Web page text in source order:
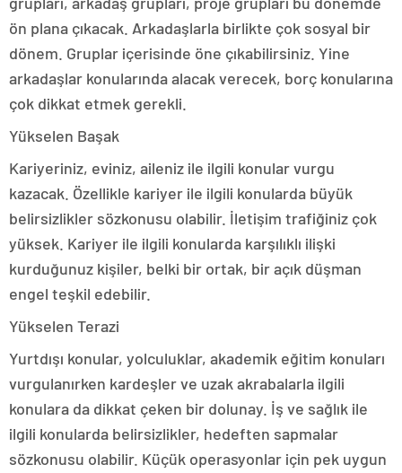
ön plana çıkacak. Arkadaşlarla birlikte çok sosyal bir
dönem. Gruplar içerisinde öne çıkabilirsiniz. Yine
arkadaşlar konularında alacak verecek, borç konularına
çok dikkat etmek gerekli.
Yükselen Başak
Kariyeriniz, eviniz, aileniz ile ilgili konular vurgu
kazacak. Özellikle kariyer ile ilgili konularda büyük
belirsizlikler sözkonusu olabilir. İletişim trafiğiniz çok
yüksek. Kariyer ile ilgili konularda karşılıklı ilişki
kurduğunuz kişiler, belki bir ortak, bir açık düşman
engel teşkil edebilir.
Yükselen Terazi
Yurtdışı konular, yolculuklar, akademik eğitim konuları
vurgulanırken kardeşler ve uzak akrabalarla ilgili
konulara da dikkat çeken bir dolunay. İş ve sağlık ile
ilgili konularda belirsizlikler, hedeften sapmalar
sözkonusu olabilir. Küçük operasyonlar için pek uygun